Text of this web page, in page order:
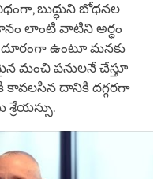
బుద్ధుని బోధనల
లాంటి వాటిని అర్ధం
ఉంటూ మనకు
మంచి పనులనే చేస్తూ
కావలసిన దానికి దగ్గరగా